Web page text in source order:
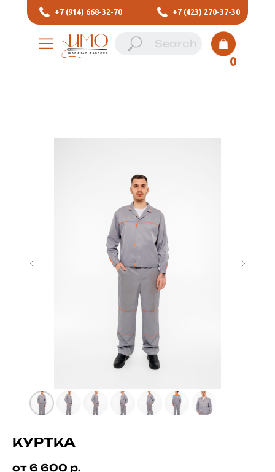
+7 (423) 270-37-30
+7 (914) 668-32-70
0
КУРТКА
от 6 600 р.